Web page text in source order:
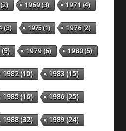
1969(3) 1971 (4)
(3) 1975(1) 1976(2)
(9) 1979(6) 1980(5)
1982(10) 1983(15)
1985(16) 1986(25)
1988(32) 1989(24)